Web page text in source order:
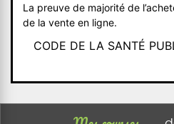
La preuve de majorité de
de la vente en ligne.
CODE DE LA SANTÉ